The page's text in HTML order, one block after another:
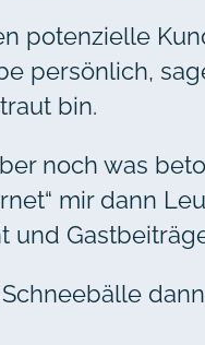
potenzielle
persönlich,
bin.
noch was
mir dann
und